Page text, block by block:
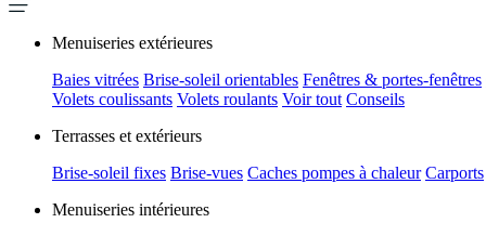
Menuiseries extérieures
Baies vitrées Brise-soleil orientables Fenêtres & portes-fenêtres
Volets coulissants Volets roulants Voir tout Conseils
Terrasses et extérieurs
Brise-soleil fixes Brise-vues Caches pompes à chaleur Carports
Menuiseries intérieures